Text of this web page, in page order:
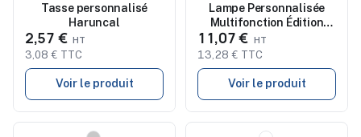
Tasse personnalisé
Haruncal
2,57 €
3,08 € TTC
Voir le produit
Lampe Personnalisée
Multifonction Édition
Limitée - Borstein
11,07 €
13,28 € TTC
Voir le produit